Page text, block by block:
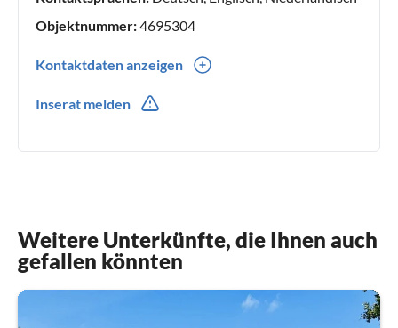
Objektnummer:4695304
Kontaktdaten anzeigen
Inserat melden
Weitere Unterkünfte, die Ihnen auch
gefallen könnten